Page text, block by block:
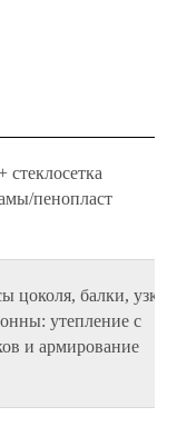
стеклосетка
пенопласт
цоколя, балки, узкие
утепление с
и армирование